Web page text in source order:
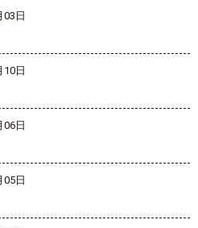
03日
10日
06日
05日